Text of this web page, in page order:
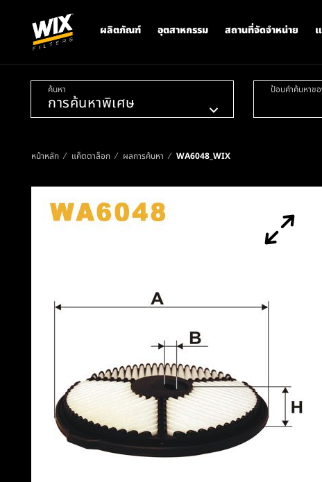
ผลิตภัณฑ์ อุตสาหกรรม สถานที่จัดจำหน่าย
ค้นหา ป้อนคำค้นหาข
หน้าหลัก แค็ตตาล็อก ผลการค้นหา WA6048_WIX